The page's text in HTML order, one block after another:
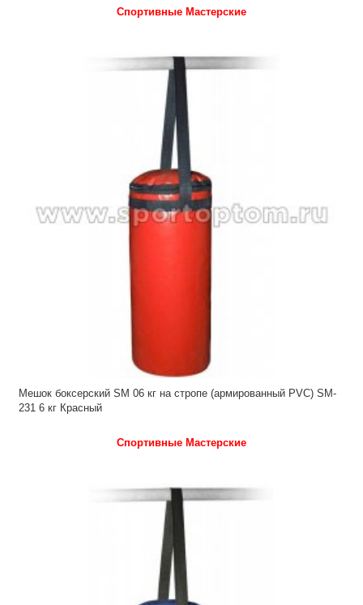
Спортивные Мастерские
Мешок боксерский SM 06 кг на стропе (армированный PVC) SM-
231 6 кг Красный
Спортивные Мастерские